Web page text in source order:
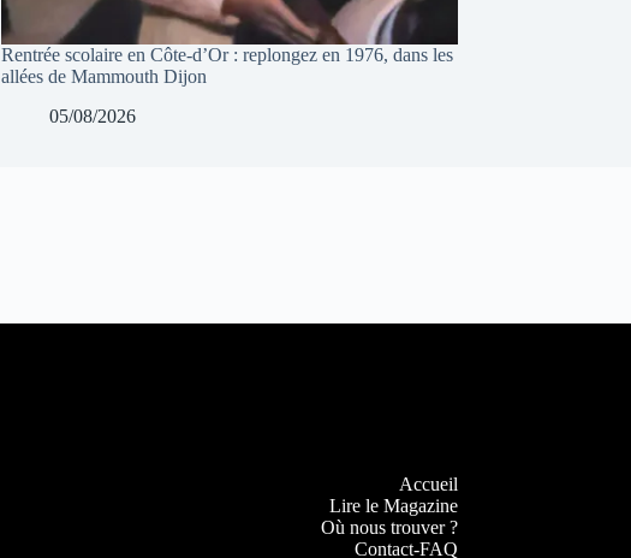
Rentrée scolaire en Côte-d’Or : replongez en 1976, dans les
allées de Mammouth Dijon
05/08/2026
Accueil
Lire le Magazine
Où nous trouver ?
Contact-FAQ